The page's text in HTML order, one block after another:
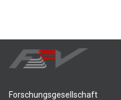
Forschungsgesellschaft